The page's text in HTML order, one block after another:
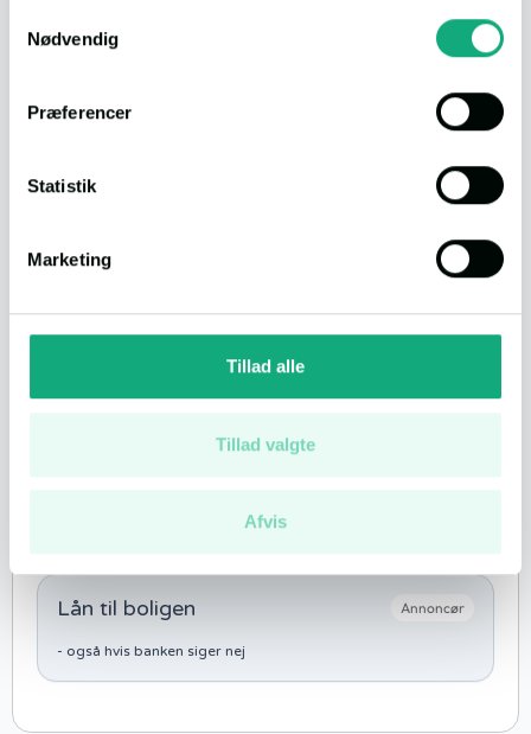
Nødvendig
Præferencer
Statistik
Marketing
Tillad alle
Tillad valgte
Afvis
Download dokumenter
Antal visninger 3.014
Se BBR info for boligen
Lån til boligen Annoncør
- også hvis banken siger nej